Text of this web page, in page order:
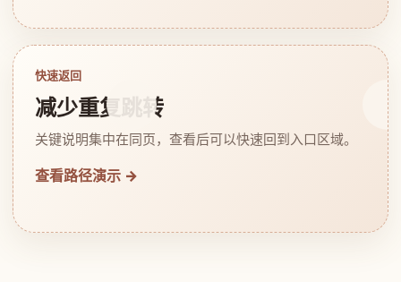
快速返回
减少重复跳转
关键说明集中在同页，查看后可以快速回到入口区域。
查看路径演示 →